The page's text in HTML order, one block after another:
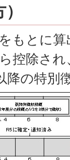
もとに
控除さ
降の特別